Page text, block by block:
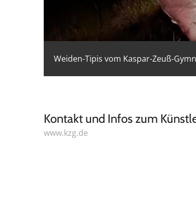
Weiden-Tipis vom Kaspar-Zeuß-
Kontakt und Infos zum
www.kzg.de